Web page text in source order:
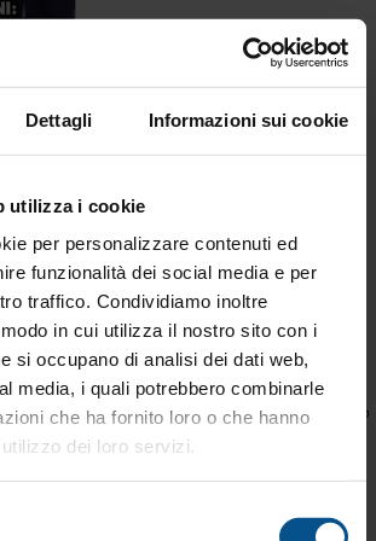
Dettagli Informazioni sui cookie
utilizza i cookie
per personalizzare contenuti ed
funzionalità dei social media e per
traffico. Condividiamo inoltre
in cui utilizza il nostro sito con i
si occupano di analisi dei dati web,
media, i quali potrebbero combinarle
che ha fornito loro o che hanno
dei loro servizi.
i protagonisti di una
it-it/valore-fiducia-ed-emozioni-i-protagonisti-
fiducia ed emozioni: i protagonisti di una
fiducia ed emozioni: i protagonisti di una
Per visualizzare il video è necessario
statistiche, marketing Questa sera ennesimo
e volevo presentarvi i veri protagonisti del